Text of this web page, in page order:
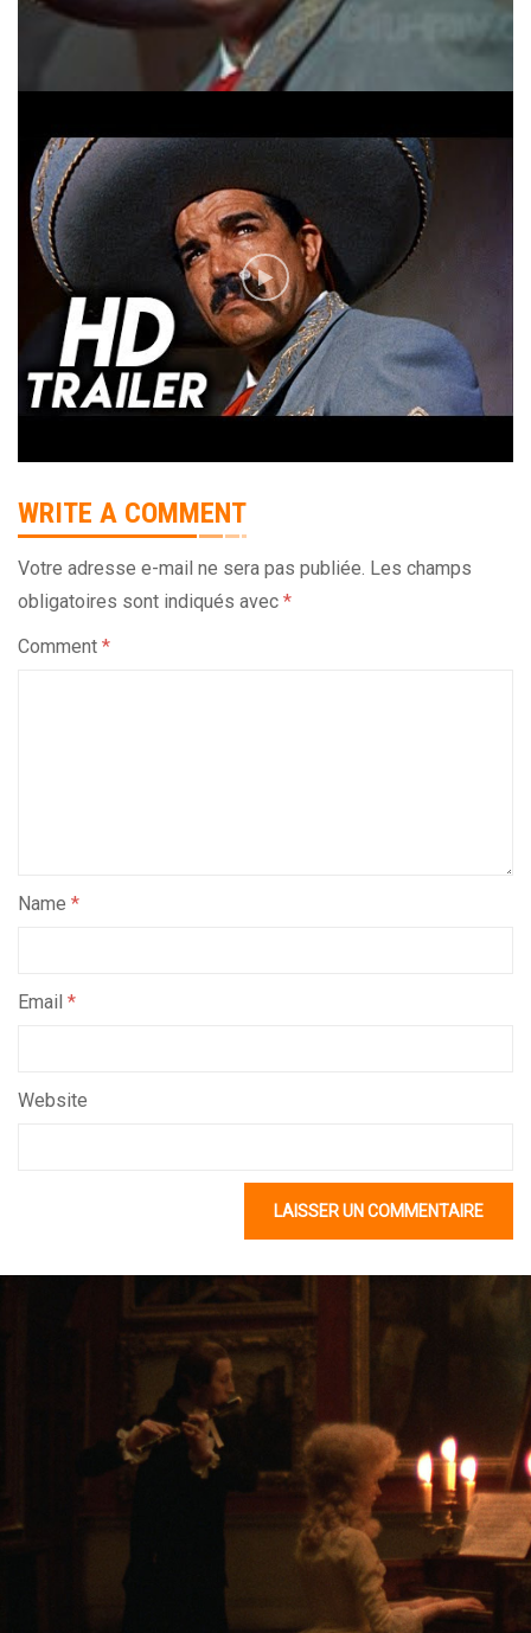
WRITE A COMMENT
Votre adresse e-mail ne sera pas publiée. Les champs
obligatoires sont indiqués avec *
Comment *
Name *
Email *
Website